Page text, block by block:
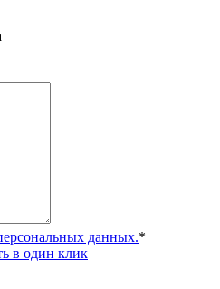
данных.*
в один клик